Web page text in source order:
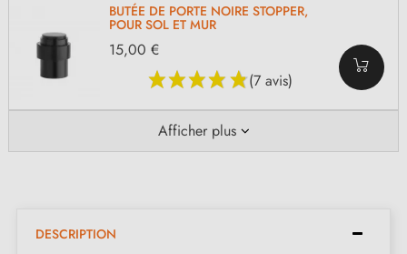
BUTÉE DE PORTE NOIRE STOPPER,
POUR SOL ET MUR
(7 avis)
15,00 €
Afficher plus
DESCRIPTION